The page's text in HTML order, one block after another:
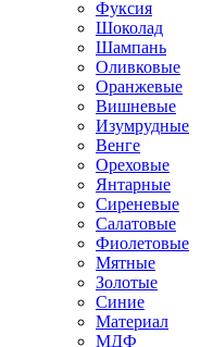
Фуксия
Шоколад
Шампань
Оливковые
Оранжевые
Вишневые
Изумрудные
Венге
Ореховые
Янтарные
Сиреневые
Салатовые
Фиолетовые
Мятные
Золотые
Синие
Материал
МДФ